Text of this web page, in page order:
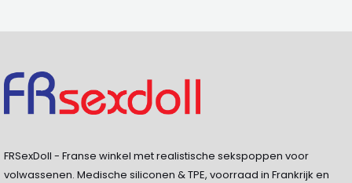
FRSexDoll - Franse winkel met realistische sekspoppen voor
volwassenen. Medische siliconen & TPE, voorraad in Frankrijk en